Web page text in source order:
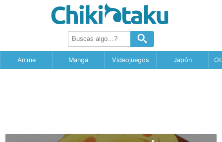
Anime Manga Videojuegos Japón